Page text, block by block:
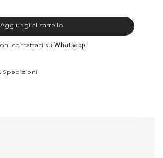
Aggiungi al carrello
contattaci su Whatsapp
Spedizioni